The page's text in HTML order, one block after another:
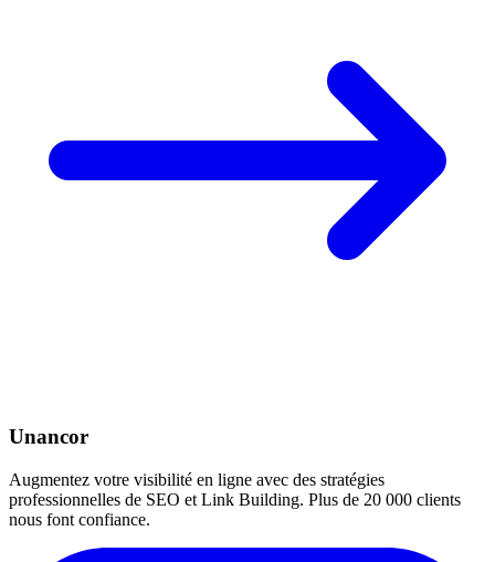
Unancor
Augmentez votre visibilité en ligne avec des stratégies
professionnelles de SEO et Link Building. Plus de 20 000 clients
nous font confiance.